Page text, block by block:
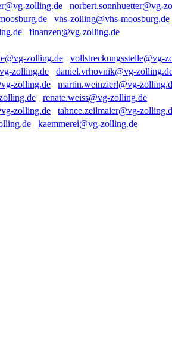
norbert.sonnhuetter@vg-
vhs-zolling@vhs-moosburg.de
finanzen@vg-zolling.de
vollstreckungsstelle@vg-
daniel.vrhovnik@vg-
martin.weinzierl@vg-
renate.weiss@vg-zolling.de
tahnee.zeilmaier@vg-
kaemmerei@vg-zolling.de